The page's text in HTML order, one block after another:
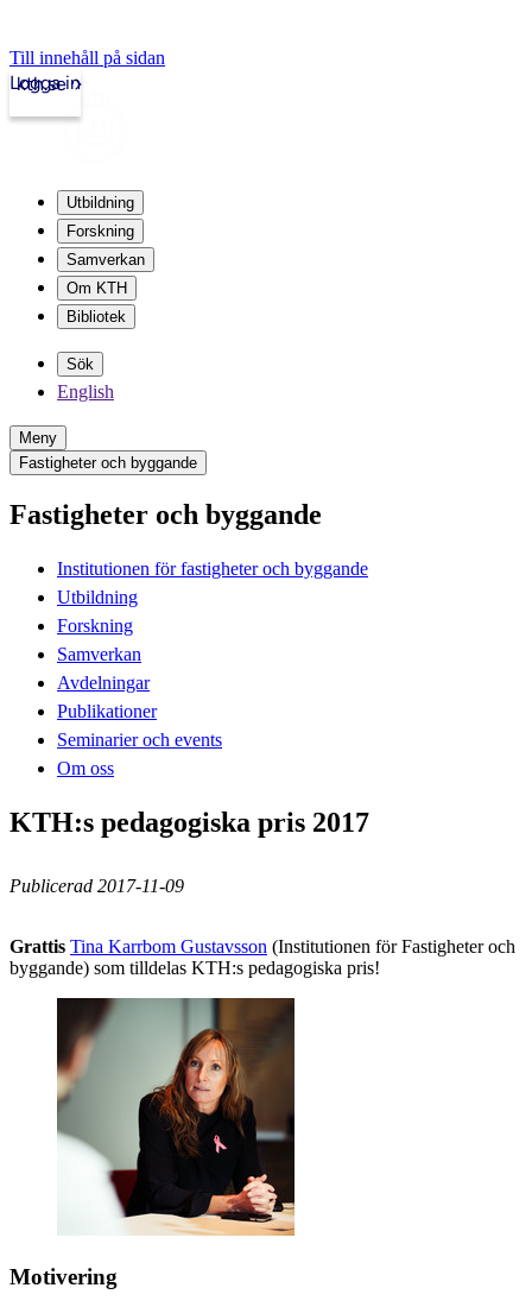
Till innehåll på sidan
kth.se
Logga in
Utbildning
Forskning
Samverkan
Om KTH
Bibliotek
Sök
English
Meny
Fastigheter och byggande
Fastigheter och byggande
Institutionen för fastigheter och byggande
Utbildning
Forskning
Samverkan
Avdelningar
Publikationer
Seminarier och events
Om oss
KTH:s pedagogiska pris 2017
Publicerad 2017-11-09
Grattis Tina Karrbom Gustavsson (Institutionen för Fastigheter och
byggande) som tilldelas KTH:s pedagogiska pris!
Motivering